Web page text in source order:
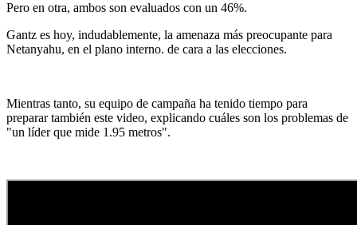
Pero en otra, ambos son evaluados con un 46%.
Gantz es hoy, indudablemente, la amenaza más preocupante para
Netanyahu, en el plano interno. de cara a las elecciones.
Mientras tanto, su equipo de campaña ha tenido tiempo para
preparar también este video, explicando cuáles son los problemas de
"un líder que mide 1.95 metros".